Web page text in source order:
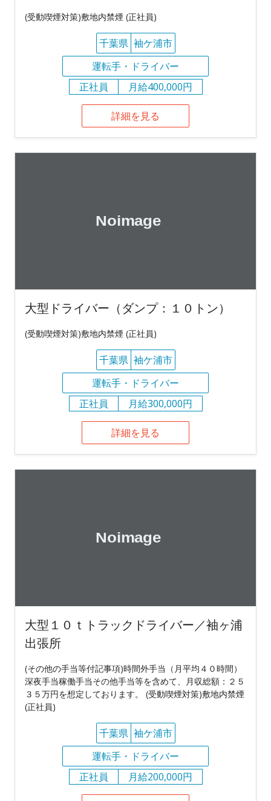
(受動喫煙対策)敷地内禁煙 (正社員)
千葉県 袖ケ浦市
運転手・ドライバー
正社員
月給400,000円
詳細を見る
大型ドライバー（ダンプ：１０トン）
(受動喫煙対策)敷地内禁煙 (正社員)
千葉県 袖ケ浦市
運転手・ドライバー
正社員
月給300,000円
詳細を見る
大型１０ｔトラックドライバー／袖ヶ浦
出張所
(その他の手当等付記事項)時間外手当（月平均４０時間）
深夜手当稼働手当その他手当等を含めて、月収総額：２５
３５万円を想定しております。 (受動喫煙対策)敷地内禁煙
(正社員)
千葉県 袖ケ浦市
運転手・ドライバー
正社員
月給200,000円